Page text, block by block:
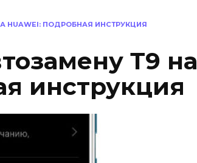
HUAWEI: ПОДРОБНАЯ ИНСТРУКЦИЯ
Т9 на
инструкция